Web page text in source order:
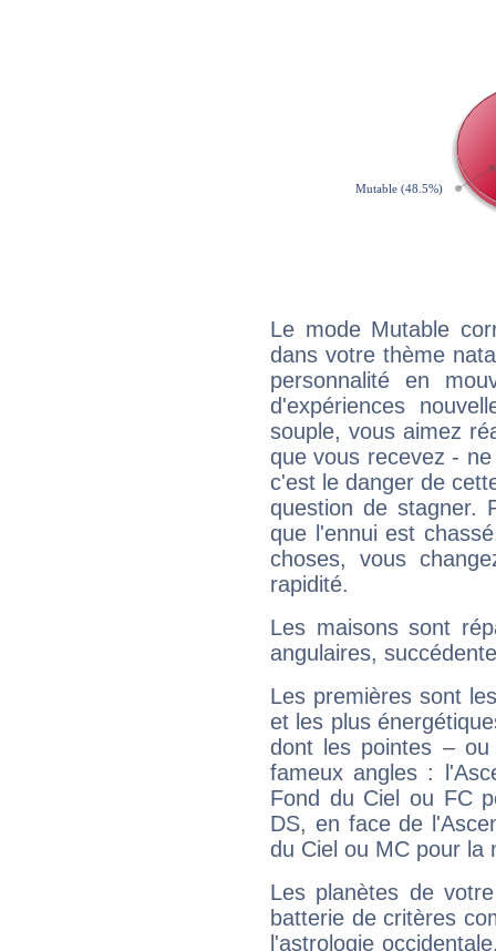
Le mode Mutable
dans votre thème
personnalité en
d'expériences
souple, vous aimez
que vous recevez -
c'est le danger de
question de stagner.
que l'ennui est
choses, vous
rapidité.
Les maisons sont
angulaires,
Les premières sont
et les plus
dont les pointes –
fameux angles :
Fond du Ciel ou FC
DS, en face de
du Ciel ou MC pour la
Les planètes de
batterie de critères
l'astrologie